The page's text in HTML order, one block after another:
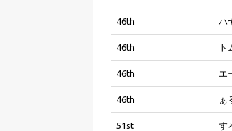
46th ハ
46th ト
46th エ
46th ぁ
51st す